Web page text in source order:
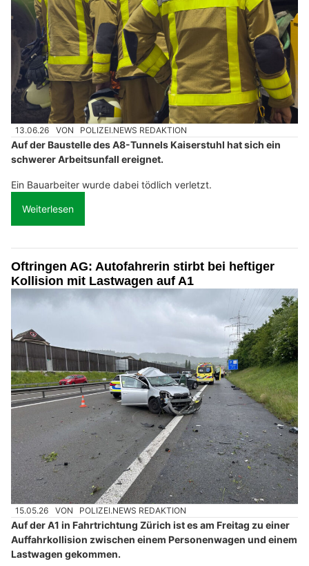
13.06.26 VON POLIZEI.NEWS REDAKTION
Auf der Baustelle des A8-Tunnels Kaiserstuhl hat sich ein
schwerer Arbeitsunfall ereignet.
Ein Bauarbeiter wurde dabei tödlich verletzt.
Weiterlesen
Oftringen AG: Autofahrerin stirbt bei heftiger
Kollision mit Lastwagen auf A1
15.05.26 VON POLIZEI.NEWS REDAKTION
Auf der A1 in Fahrtrichtung Zürich ist es am Freitag zu einer
Auffahrkollision zwischen einem Personenwagen und einem
Lastwagen gekommen.